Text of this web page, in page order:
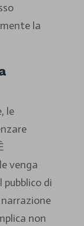
la
le
venga
di
non